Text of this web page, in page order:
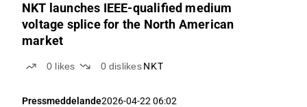
NKT launches IEEE-qualified medium
voltage splice for the North American
market
0 likes 0 dislikes NKT
Pressmeddelande2026-04-22 06:02